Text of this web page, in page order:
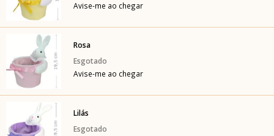
Avise-me ao chegar
Rosa
Avise-me ao chegar
Lilás